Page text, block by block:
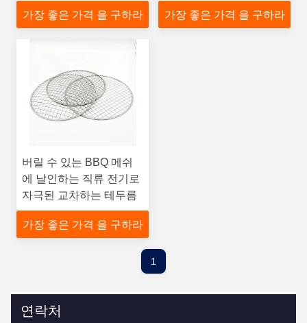
가장 좋은 가격 을 구하라 가장 좋은 가격 을 구하라
버릴 수 있는 BBQ 메쉬
에 날인하는 직류 전기로
자극된 교차하는 테두름
가장 좋은 가격 을 구하라
1
연락처